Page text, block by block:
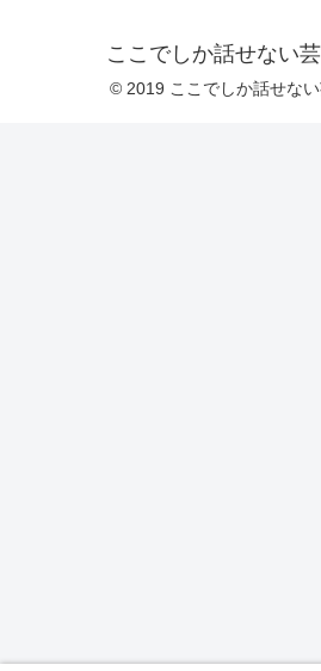
ここでしか話せない
© 2019 ここでしか話せない